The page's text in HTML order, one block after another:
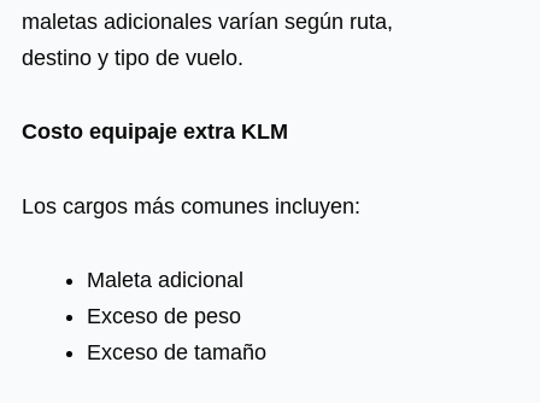
maletas adicionales varían según ruta,
destino y tipo de vuelo.
Costo equipaje extra KLM
Los cargos más comunes incluyen:
Maleta adicional
Exceso de peso
Exceso de tamaño